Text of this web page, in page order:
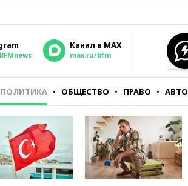
Канал в MAX
max.ru/bfm
ПОЛИТИКА ОБЩЕСТВО ПРАВО АВТО